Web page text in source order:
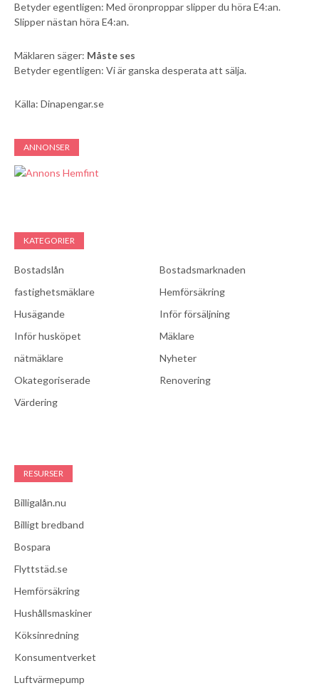
Betyder egentligen: Med öronproppar slipper du höra E4:an.
Slipper nästan höra E4:an.
Mäklaren säger: Måste ses
Betyder egentligen: Vi är ganska desperata att sälja.
Källa: Dinapengar.se
ANNONSER
KATEGORIER
Bostadslån
Bostadsmarknaden
fastighetsmäklare
Hemförsäkring
Husägande
Inför försäljning
Inför husköpet
Mäklare
nätmäklare
Nyheter
Okategoriserade
Renovering
Värdering
RESURSER
Billigalån.nu
Billigt bredband
Bospara
Flyttstäd.se
Hemförsäkring
Hushållsmaskiner
Köksinredning
Konsumentverket
Luftvärmepump